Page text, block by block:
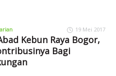
19 Mei 2017
Kebun Raya Bogor,
Bagi